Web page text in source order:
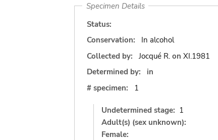
Specimen Details
Status:
Conservation:
In alcohol
Collected by:
Jocqué R. on XI.1981
Determined by:
in
# specimen:
1
Undetermined stage: 1
Adult(s) (sex unknown):
Female: